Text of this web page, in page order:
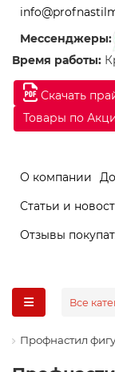
Скачать
Товары по
Мессенджеры:
Время работы:
О компании
Статьи и
Отзывы
Все
Профнастил